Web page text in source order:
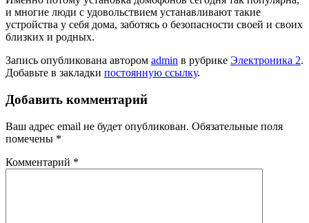
и многие люди с удовольствием устанавливают такие
устройства у себя дома, заботясь о безопасности своей и своих
близких и родных.
Запись опубликована автором admin в рубрике Электроника 2.
Добавьте в закладки постоянную ссылку.
Добавить комментарий
Ваш адрес email не будет опубликован. Обязательные поля
помечены *
Комментарий *